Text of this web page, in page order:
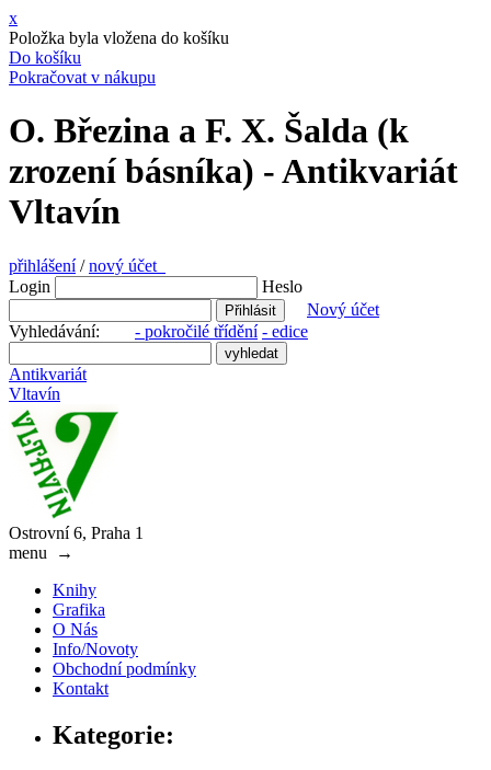
x
Položka byla vložena do košíku
Do košíku
Pokračovat v nákupu
O. Březina a F. X. Šalda (k
zrození básníka) - Antikvariát
Vltavín
přihlášení/nový účet
Login
Heslo
Nový účet
Vyhledávání: - pokročilé třídění - edice
Antikvariát
Vltavín
Ostrovní 6, Praha 1
menu
→
Knihy
Grafika
O Nás
Info/Novoty
Obchodní podmínky
Kontakt
Kategorie: